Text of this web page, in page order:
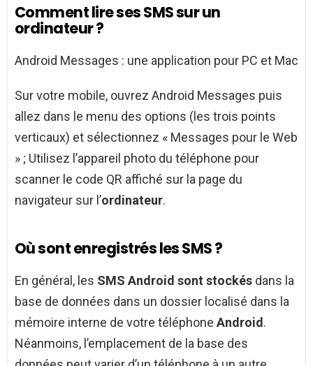
Comment lire ses SMS sur un
ordinateur ?
Android Messages : une application pour PC et Mac
Sur votre mobile, ouvrez Android Messages puis
allez dans le menu des options (les trois points
verticaux) et sélectionnez « Messages pour le Web
» ; Utilisez l’appareil photo du téléphone pour
scanner le code QR affiché sur la page du
navigateur sur l’ordinateur.
Où sont enregistrés les SMS ?
En général, les SMS Android sont stockés dans la
base de données dans un dossier localisé dans la
mémoire interne de votre téléphone Android .
Néanmoins, l’emplacement de la base des